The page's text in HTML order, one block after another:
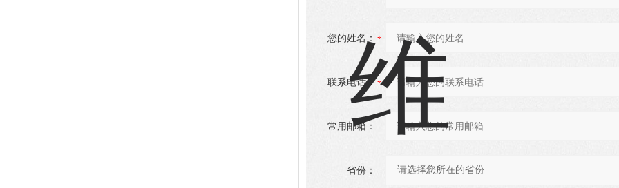
您的姓名：
联系电话：
常用邮箱：
省份：